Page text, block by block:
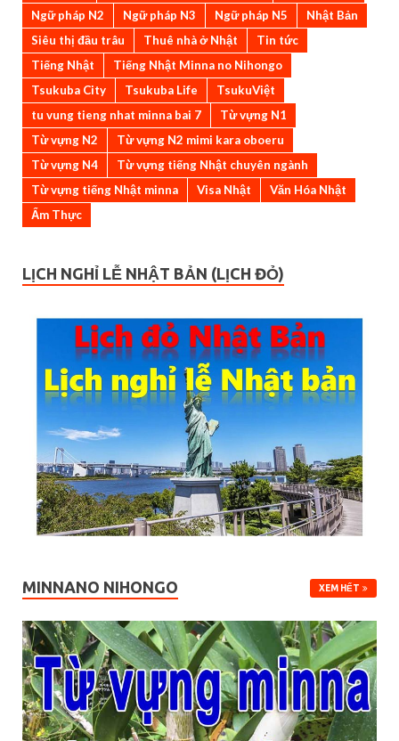
Ngữ pháp N2
Ngữ pháp N3 Ngữ pháp N5
Nhật Bản
Siêu thị đầu trâu
Thuê nhà ở Nhật
Tin tức
Tiếng Nhật
Tiếng Nhật Minna no Nihongo
Tsukuba City
Tsukuba Life
TsukuViệt
tu vung tieng nhat minna bai 7
Từ vựng N1
Từ vựng N2
Từ vựng N2 mimi kara oboeru
Từ vựng N4
Từ vựng tiếng Nhật chuyên ngành
Từ vựng tiếng Nhật minna
Visa Nhật
Văn Hóa Nhật
Ẩm Thực
LỊCH NGHỈ LỄ NHẬT BẢN (LỊCH ĐỎ)
MINNANO NIHONGO XEM HẾT